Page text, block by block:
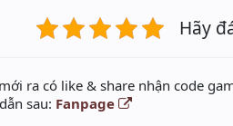
Hãy
ra có like & share nhận code
sau: Fanpage